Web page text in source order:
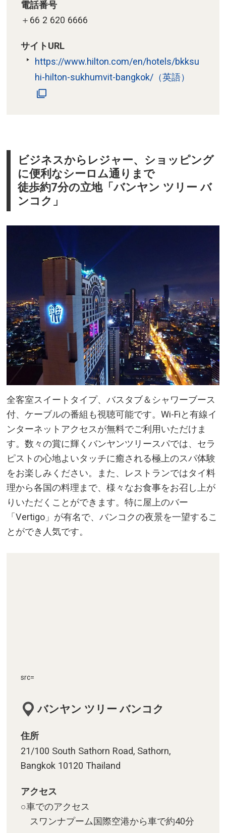
電話番号
＋66 2 620 6666
サイトURL
https://www.hilton.com/en/hotels/bkksu
hi-hilton-sukhumvit-bangkok/（英語）
ビジネスからレジャー、ショッピング
に便利なシーロム通りまで
徒歩約7分の立地「バンヤン ツリー バ
ンコク」
全客室スイートタイプ、バスタブ＆シャワーブース
付、ケーブルの番組も視聴可能です。Wi-Fiと有線イ
ンターネットアクセスが無料でご利用いただけま
す。数々の賞に輝くバンヤンツリースパでは、セラ
ピストの心地よいタッチに癒される極上のスパ体験
をお楽しみください。また、レストランではタイ料
理から各国の料理まで、様々なお食事をお召し上が
りいただくことができます。特に屋上のバー
「Vertigo」が有名で、バンコクの夜景を一望するこ
とができ人気です。
src=
バンヤン ツリー バンコク
住所
21/100 South Sathorn Road, Sathorn,
Bangkok 10120 Thailand
アクセス
○車でのアクセス
スワンナプーム国際空港から車で約40分